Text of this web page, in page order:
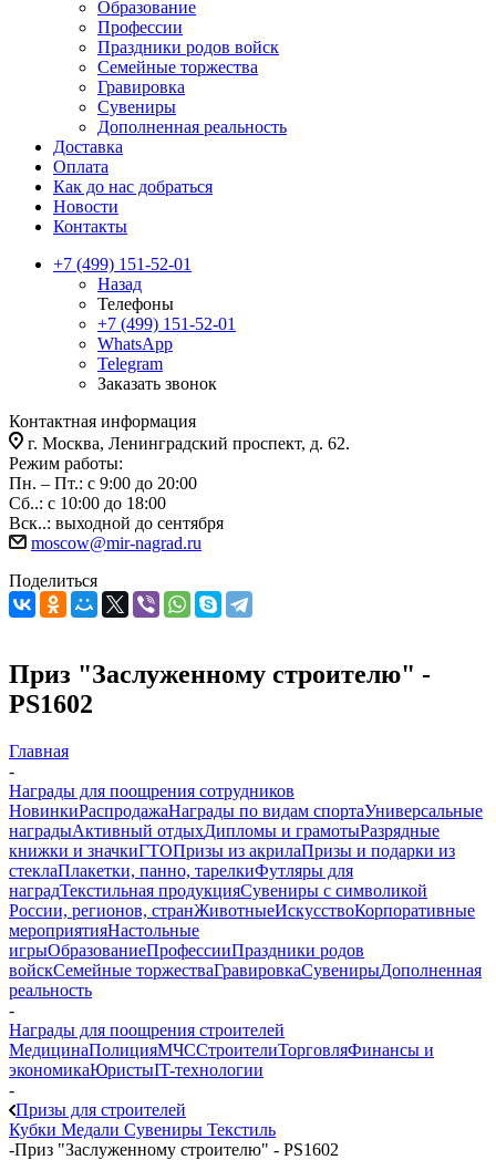
Образование
Профессии
Праздники родов войск
Семейные торжества
Гравировка
Сувениры
Дополненная реальность
Доставка
Оплата
Как до нас добраться
Новости
Контакты
+7 (499) 151-52-01
Назад
Телефоны
+7 (499) 151-52-01
WhatsApp
Telegram
Заказать звонок
Контактная информация
г. Москва, Ленинградский проспект, д. 62.
Режим работы:
Пн. – Пт.: с 9:00 до 20:00
Сб..: с 10:00 до 18:00
Вск..: выходной до сентября
moscow@mir-nagrad.ru
Поделиться
Приз "Заслуженному строителю" -
PS1602
Главная
-
Награды для поощрения сотрудников
НовинкиРаспродажаНаграды по видам спортаУниверсальные
наградыАктивный отдыхДипломы и грамотыРазрядные
книжки и значкиГТОПризы из акрилаПризы и подарки из
стеклаПлакетки, панно, тарелкиФутляры для
наградТекстильная продукцияСувениры с символикой
России, регионов, странЖивотныеИскусствоКорпоративные
мероприятияНастольные
игрыОбразованиеПрофессииПраздники родов
войскСемейные торжестваГравировкаСувенирыДополненная
реальность
-
Награды для поощрения строителей
МедицинаПолицияМЧССтроителиТорговляФинансы и
экономикаЮристыIT-технологии
-
Призы для строителей
Кубки Медали Сувениры Текстиль
-Приз "Заслуженному строителю" - PS1602